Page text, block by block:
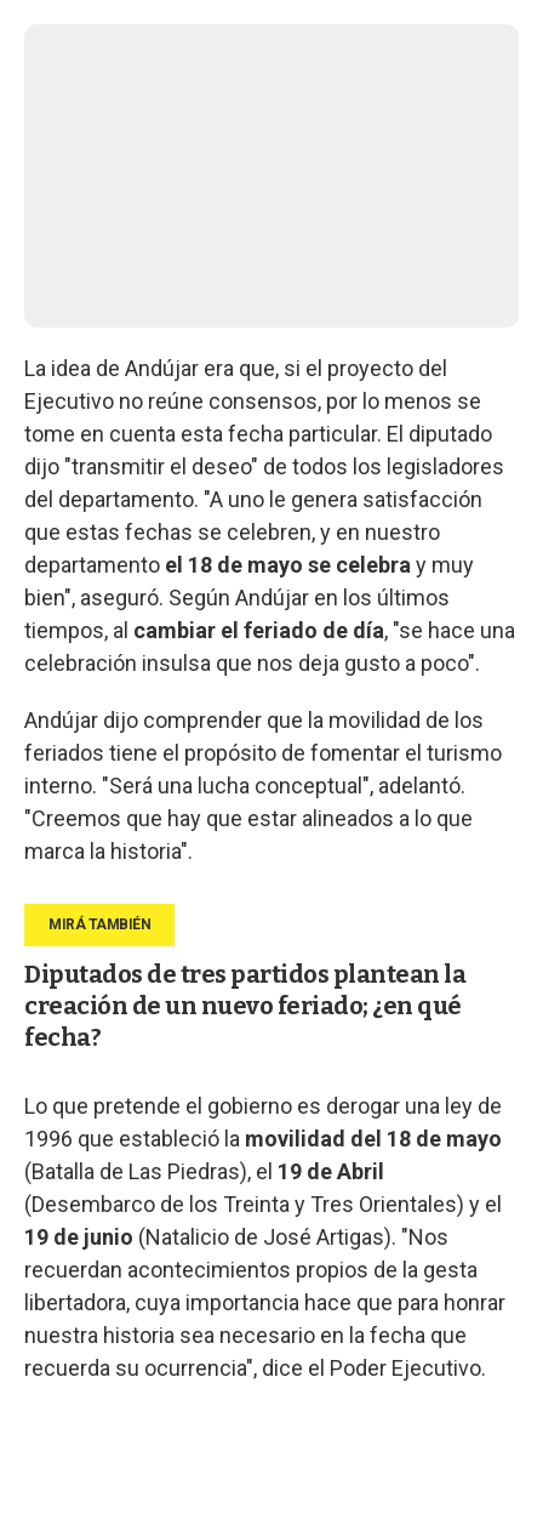
La idea de Andújar era que, si el proyecto del
Ejecutivo no reúne consensos, por lo menos se
tome en cuenta esta fecha particular. El diputado
dijo "transmitir el deseo" de todos los legisladores
del departamento. "A uno le genera satisfacción
que estas fechas se celebren, y en nuestro
departamento el 18 de mayo se celebra y muy
bien", aseguró. Según Andújar en los últimos
tiempos, al cambiar el feriado de día, "se hace una
celebración insulsa que nos deja gusto a poco".
Andújar dijo comprender que la movilidad de los
feriados tiene el propósito de fomentar el turismo
interno. "Será una lucha conceptual", adelantó.
"Creemos que hay que estar alineados a lo que
marca la historia".
Diputados de tres partidos plantean la
creación de un nuevo feriado; ¿en qué
fecha?
Lo que pretende el gobierno es derogar una ley de
1996 que estableció la movilidad del 18 de mayo
(Batalla de Las Piedras), el 19 de Abril
(Desembarco de los Treinta y Tres Orientales) y el
19 de junio (Natalicio de José Artigas). "Nos
recuerdan acontecimientos propios de la gesta
libertadora, cuya importancia hace que para honrar
nuestra historia sea necesario en la fecha que
recuerda su ocurrencia", dice el Poder Ejecutivo.